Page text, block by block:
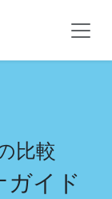
比較
ガイド